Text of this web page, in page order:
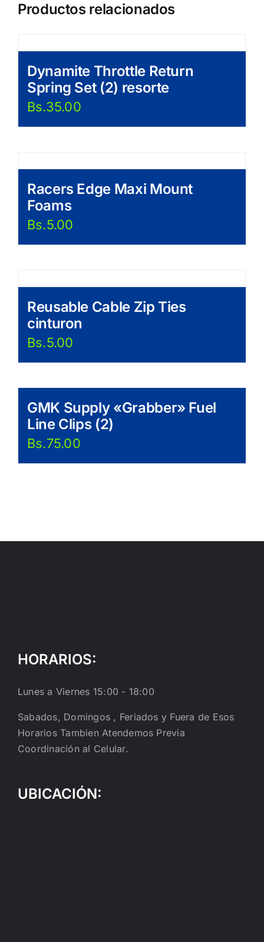
Productos relacionados
Dynamite Throttle Return
Spring Set (2) resorte
Bs.35.00
Racers Edge Maxi Mount
Foams
Bs.5.00
Reusable Cable Zip Ties
cinturon
Bs.5.00
GMK Supply «Grabber» Fuel
Line Clips (2)
Bs.75.00
HORARIOS:
Lunes a Viernes 15:00 - 18:00
Sabados, Domingos , Feriados y Fuera de Esos
Horarios Tambien Atendemos Previa
Coordinación al Celular.
UBICACIÓN: